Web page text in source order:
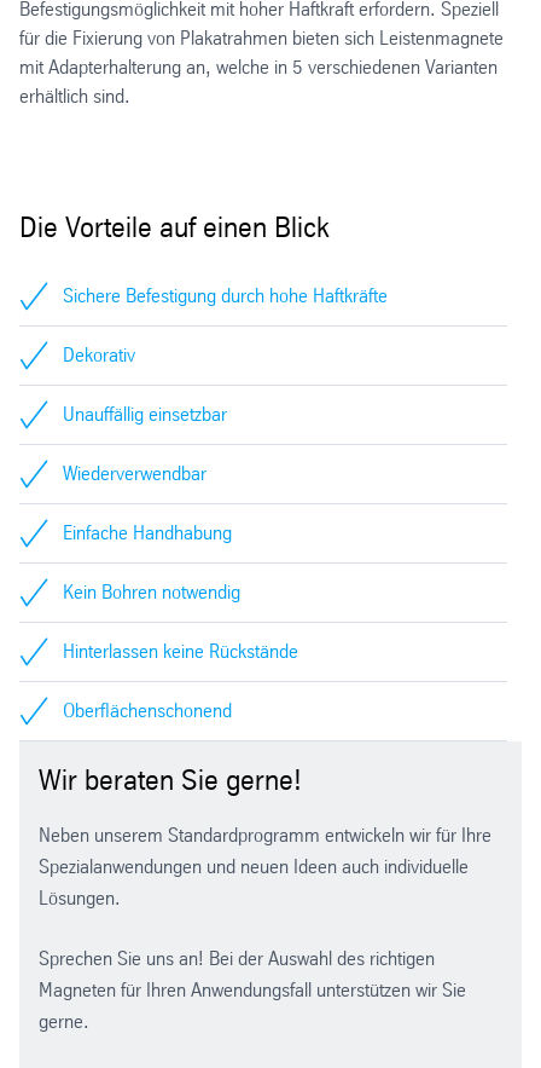
Befestigungsmöglichkeit mit hoher Haftkraft erfordern. Speziell
für die Fixierung von Plakatrahmen bieten sich Leistenmagnete
mit Adapterhalterung an, welche in 5 verschiedenen Varianten
erhältlich sind.
Die Vorteile auf einen Blick
Sichere Befestigung durch hohe Haftkräfte
Dekorativ
Unauffällig einsetzbar
Wiederverwendbar
Einfache Handhabung
Kein Bohren notwendig
Hinterlassen keine Rückstände
Oberflächenschonend
Wir beraten Sie gerne!
Neben unserem Standardprogramm entwickeln wir für Ihre
Spezialanwendungen und neuen Ideen auch individuelle
Lösungen.
Sprechen Sie uns an! Bei der Auswahl des richtigen
Magneten für Ihren Anwendungsfall unterstützen wir Sie
gerne.